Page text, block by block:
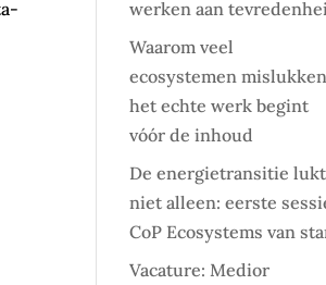
werken aan
Waarom veel
ecosystemen
het echte werk begint
vóór de inhoud
De energietransitie lukt
niet alleen: eerste
CoP Ecosystems van
Vacature: Medior